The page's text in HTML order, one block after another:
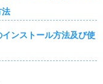
法
ンストール方法及び使